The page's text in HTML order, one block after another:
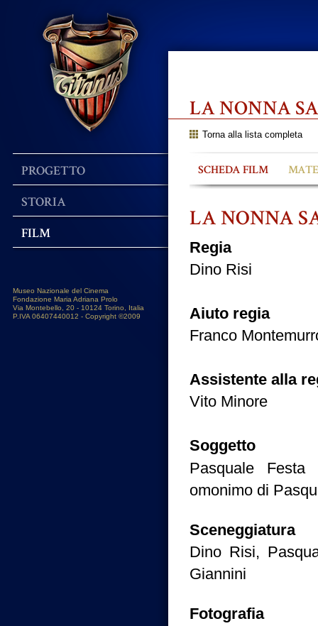
PROGETTO
STORIA
FILM
Museo Nazionale del Cinema
Fondazione Maria Adriana Prolo
Via Montebello, 20 - 10124 Torino, Italia
P.IVA 06407440012 - Copyright ©2009
LA NONNA
Torna alla lista completa
SCHEDA FILM
LA NONNA
Regia
Dino Risi
Aiuto regia
Franco
Assistente alla
Vito Minore
Soggetto
Pasquale Festa
omonimo di
Sceneggiatura
Dino Risi,
Giannini
Fotografia